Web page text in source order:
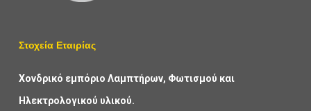
Στοχεία Εταιρίας
Χονδρικό εμπόριο Λαμπτήρων, Φωτισμού και
Ηλεκτρολογικού υλικού.